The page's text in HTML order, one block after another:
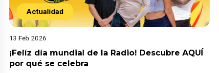
Actualidad
13 Feb 2026
¡Felíz día mundial de la Radio! Descubre AQUÍ
por qué se celebra